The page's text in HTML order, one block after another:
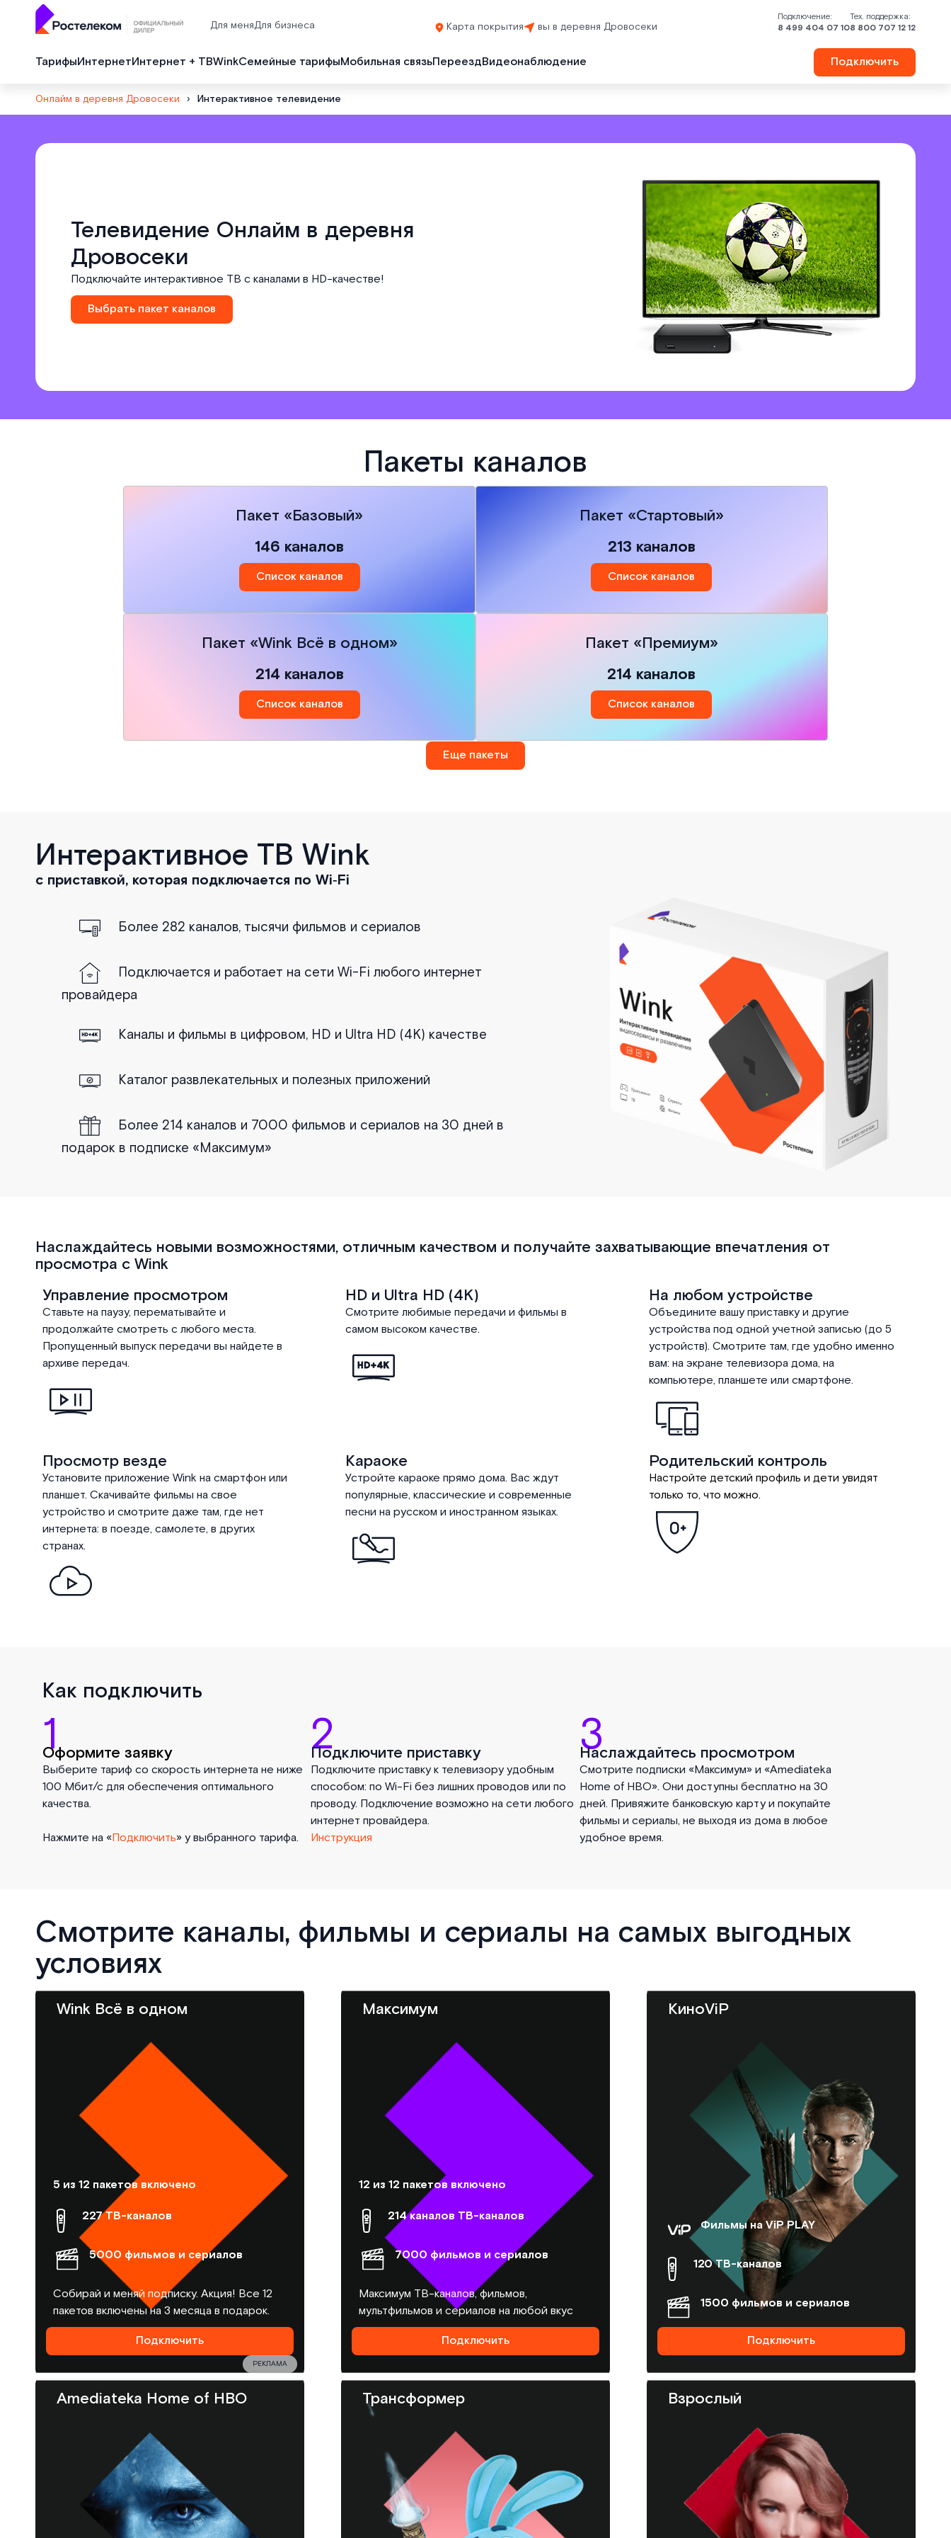
Для меняДля бизнеса Карта покрытия вы в деревня Дровосеки
Подключение:
8 499 404 07 10
Тех. поддержка:
8 800 707 12 12
ТарифыИнтернетИнтернет + ТВWinkСемейные тарифыМобильная связьПереездВидеонаблюдение Подключить
Онлайм в деревня Дровосеки › Интерактивное телевидение
Телевидение Онлайм в деревня
Дровосеки
Подключайте интерактивное ТВ с каналами в HD-качестве!
Выбрать пакет каналов
Пакеты каналов
Пакет «Базовый»
146 каналов
Список каналов
Пакет «Стартовый»
213 каналов
Список каналов
Пакет «Wink Всё в одном»
214 каналов
Список каналов
Пакет «Премиум»
214 каналов
Список каналов
Еще пакеты
Интерактивное ТВ Wink
с приставкой, которая подключается по Wi‑Fi
Более 282 каналов, тысячи фильмов и сериалов
Подключается и работает на сети Wi-Fi любого интернет
провайдера
Каналы и фильмы в цифровом, HD и Ultra HD (4K) качестве
Каталог развлекательных и полезных приложений
Более 214 каналов и 7000 фильмов и сериалов на 30 дней в
подарок в подписке «Максимум»
Наслаждайтесь новыми возможностями, отличным качеством и получайте захватывающие впечатления от
просмотра с Wink
Управление просмотром
Ставьте на паузу, перематывайте и
продолжайте смотреть с любого места.
Пропущенный выпуск передачи вы найдете в
архиве передач.
HD и Ultra HD (4K)
Смотрите любимые передачи и фильмы в
самом высоком качестве.
На любом устройстве
Объедините вашу приставку и другие
устройства под одной учетной записью (до 5
устройств). Смотрите там, где удобно именно
вам: на экране телевизора дома, на
компьютере, планшете или смартфоне.
Просмотр везде
Установите приложение Wink на смартфон или
планшет. Скачивайте фильмы на свое
устройство и смотрите даже там, где нет
интернета: в поезде, самолете, в других
странах.
Караоке
Устройте караоке прямо дома. Вас ждут
популярные, классические и современные
песни на русском и иностранном языках.
Родительский контроль
Настройте детский профиль и дети увидят
только то, что можно.
Как подключить
1
Оформите заявку
Выберите тариф со скорость интернета не ниже
100 Мбит/с для обеспечения оптимального
качества.
Нажмите на «Подключить» у выбранного тарифа.
2
Подключите приставку
Подключите приставку к телевизору удобным
способом: по Wi-Fi без лишних проводов или по
проводу. Подключение возможно на сети любого
интернет провайдера.
Инструкция
3
Наслаждайтесь просмотром
Смотрите подписки «Максимум» и «Amediateka
Home of HBO». Они доступны бесплатно на 30
дней. Привяжите банковскую карту и покупайте
фильмы и сериалы, не выходя из дома в любое
удобное время.
Смотрите каналы, фильмы и сериалы на самых выгодных
условиях
Wink Всё в одном
5 из 12 пакетов включено
227 ТВ-каналов
5000 фильмов и сериалов
Собирай и меняй подписку. Акция! Все 12
пакетов включены на 3 месяца в подарок.
Подключить
РЕКЛАМА
Максимум
12 из 12 пакетов включено
214 каналов ТВ-каналов
7000 фильмов и сериалов
Максимум ТВ-каналов, фильмов,
мультфильмов и сериалов на любой вкус
Подключить
КиноViP
Фильмы на ViP PLAY
120 ТВ-каналов
1500 фильмов и сериалов
Подключить
Amediateka Home of HBO Трансформер Взрослый